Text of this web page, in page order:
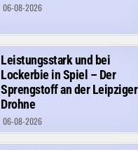
06-08-2026
Leistungsstark und bei
Lockerbie in Spiel – Der
Sprengstoff an der Leipziger
Drohne
06-08-2026